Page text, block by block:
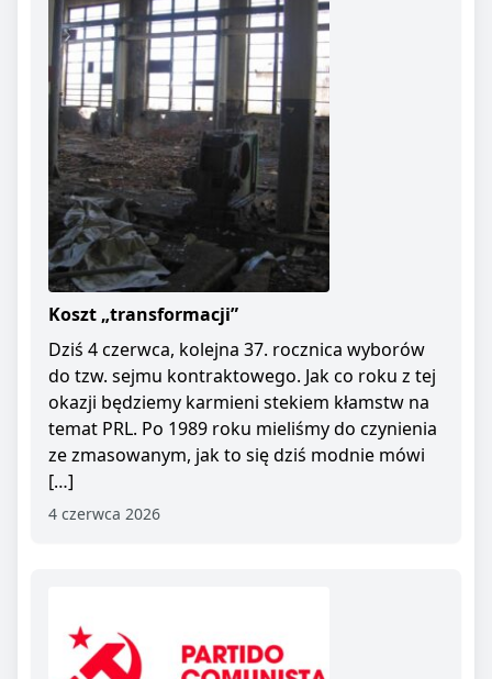
Koszt „transformacji”
Dziś 4 czerwca, kolejna 37. rocznica wyborów
do tzw. sejmu kontraktowego. Jak co roku z tej
okazji będziemy karmieni stekiem kłamstw na
temat PRL. Po 1989 roku mieliśmy do czynienia
ze zmasowanym, jak to się dziś modnie mówi
[…]
4 czerwca 2026